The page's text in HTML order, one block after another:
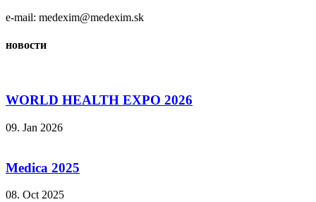
e-mail: medexim@medexim.sk
новости
WORLD HEALTH EXPO 2026
09. Jan 2026
Medica 2025
08. Oct 2025